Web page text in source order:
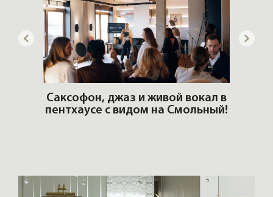
Саксофон, джаз и живой вокал в
пентхаусе с видом на Смольный!